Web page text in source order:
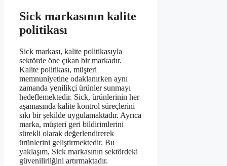
Sick markasının kalite
politikası
Sick markası, kalite politikasıyla
sektörde öne çıkan bir markadır.
Kalite politikası, müşteri
memnuniyetine odaklanırken aynı
zamanda yenilikçi ürünler sunmayı
hedeflemektedir. Sick, ürünlerinin her
aşamasında kalite kontrol süreçlerini
sıkı bir şekilde uygulamaktadır. Ayrıca
marka, müşteri geri bildirimlerini
sürekli olarak değerlendirerek
ürünlerini geliştirmektedir. Bu
yaklaşım, Sick markasının sektördeki
güvenilirliğini artırmaktadır.